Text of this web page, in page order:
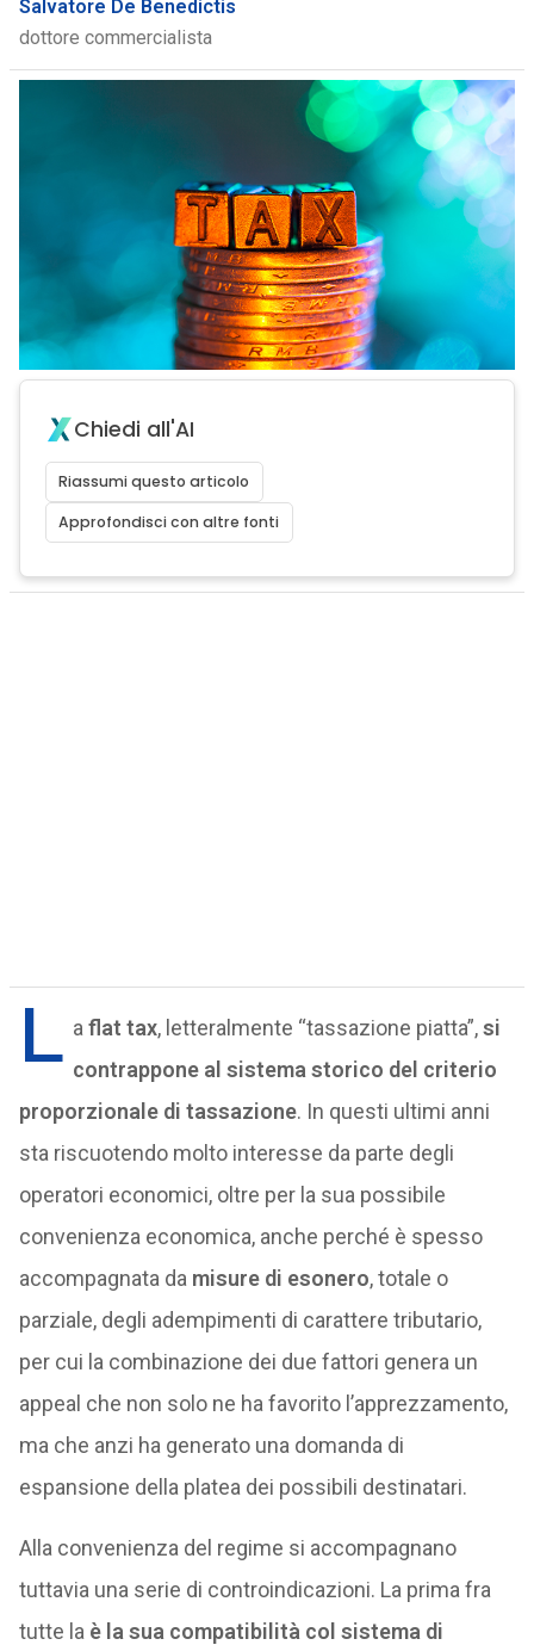
Salvatore De Benedictis
dottore commercialista
Chiedi all'AI
Riassumi questo articolo
Approfondisci con altre fonti
L a flat tax, letteralmente “tassazione piatta”,si
contrappone al sistema storico del criterio
proporzionale di tassazione. In questi ultimi anni
sta riscuotendo molto interesse da parte degli
operatori economici, oltre per la sua possibile
convenienza economica, anche perché è spesso
accompagnata da misure di esonero, totale o
parziale, degli adempimenti di carattere tributario,
per cui la combinazione dei due fattori genera un
appeal che non solo ne ha favorito l’apprezzamento,
ma che anzi ha generato una domanda di
espansione della platea dei possibili destinatari.
Alla convenienza del regime si accompagnano
tuttavia una serie di controindicazioni. La prima fra
tutte la è la sua compatibilità col sistema di